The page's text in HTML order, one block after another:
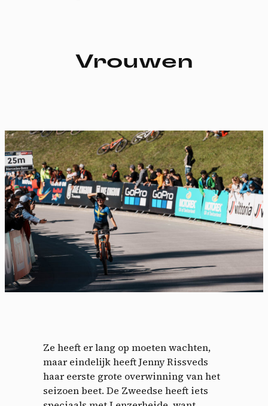
Vrouwen
Ze heeft er lang op moeten wachten,
maar eindelijk heeft Jenny Rissveds
haar eerste grote overwinning van het
seizoen beet. De Zweedse heeft iets